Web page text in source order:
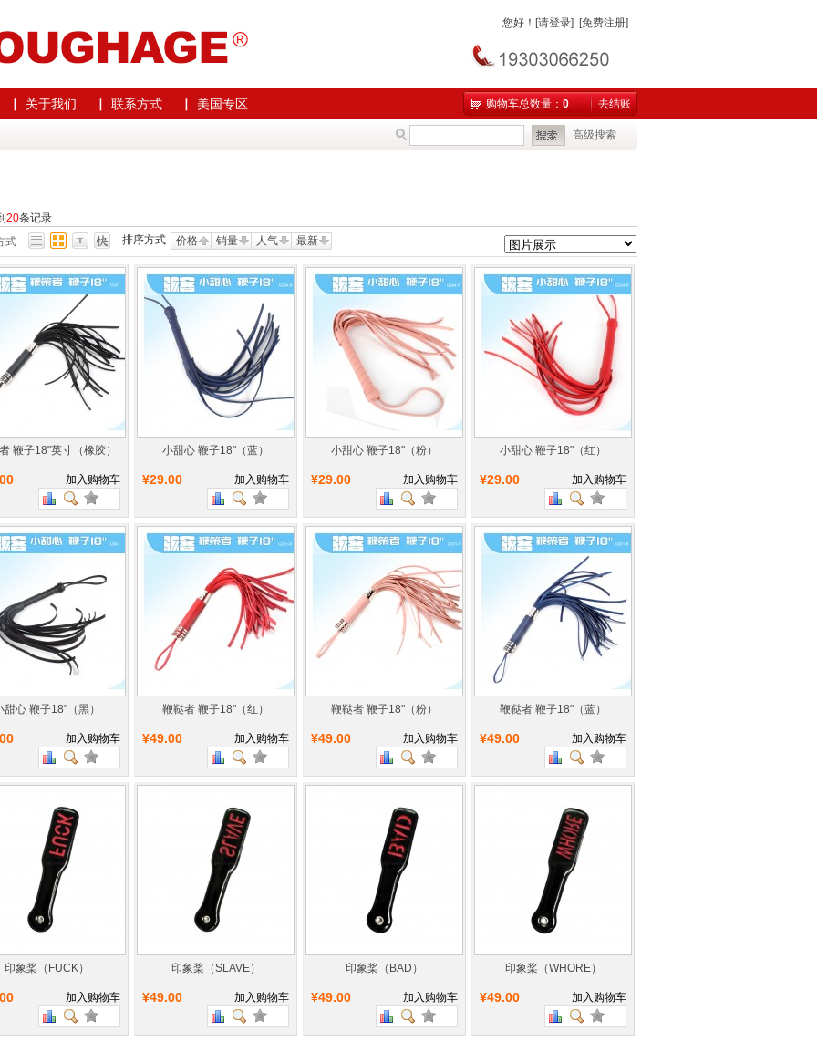
您好 ！ [请登录] [免费注册]
▏ 关于我们 ▏ 联系方式 ▏ 美国专区 购物车总数量： 0 去结账
高级搜索
20条记录
式
排序方式 价格 销量 人气 最新
鞭子18"英寸（橡胶）
加入购物车
小甜心 鞭子18"（蓝）
¥29.00 加入购物车
小甜心 鞭子18"（粉）
¥29.00 加入购物车
小甜心 鞭子18"（红）
¥29.00 加入购物车
甜心 鞭子18"（黑）
加入购物车
鞭鞑者 鞭子18"（红）
¥49.00 加入购物车
鞭鞑者 鞭子18"（粉）
¥49.00 加入购物车
鞭鞑者 鞭子18"（蓝）
¥49.00 加入购物车
印象桨（FUCK）
加入购物车
印象桨（SLAVE）
¥49.00 加入购物车
印象桨（BAD）
¥49.00 加入购物车
印象桨（WHORE）
¥49.00 加入购物车